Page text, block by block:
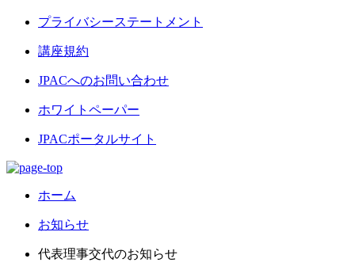
プライバシーステートメント
講座規約
JPACへのお問い合わせ
ホワイトペーパー
JPACポータルサイト
ホーム
お知らせ
代表理事交代のお知らせ